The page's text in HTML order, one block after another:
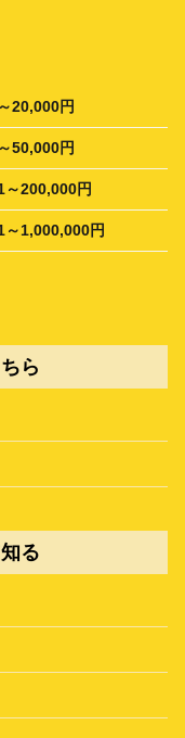
20,000円
50,000円
～200,000円
～1,000,000円
ら
る